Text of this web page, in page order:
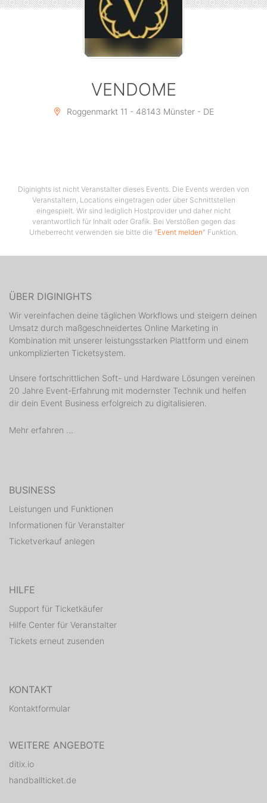
RSVD@Vendome-Muenster.de
DRESSCODE
casual-chic-streetfashion-smile
VENDOME
Roggenmarkt 11 - 48143 Münster - DE
Diginights ist nicht Veranstalter dieses Events. Die Events werden von
Veranstaltern, Locations eingetragen oder über Schnittstellen
eingespielt. Wir sind lediglich Hostprovider und daher nicht
verantwortlich für Inhalt oder Grafik. Bei Verstößen gegen das
Urheberrecht verwenden sie bitte die "Event melden" Funktion.
ÜBER DIGINIGHTS
Wir vereinfachen deine täglichen Workflows und steigern deinen
Umsatz durch maßgeschneidertes Online Marketing in
Kombination mit unserer leistungsstarken Plattform und einem
unkomplizierten Ticketsystem.
Unsere fortschrittlichen Soft- und Hardware Lösungen vereinen
20 Jahre Event-Erfahrung mit modernster Technik und helfen
dir dein Event Business erfolgreich zu digitalisieren.
Mehr erfahren ...
BUSINESS
Leistungen und Funktionen
Informationen für Veranstalter
Ticketverkauf anlegen
HILFE
Support für Ticketkäufer
Hilfe Center für Veranstalter
Tickets erneut zusenden
KONTAKT
Kontaktformular
WEITERE ANGEBOTE
ditix.io
handballticket.de